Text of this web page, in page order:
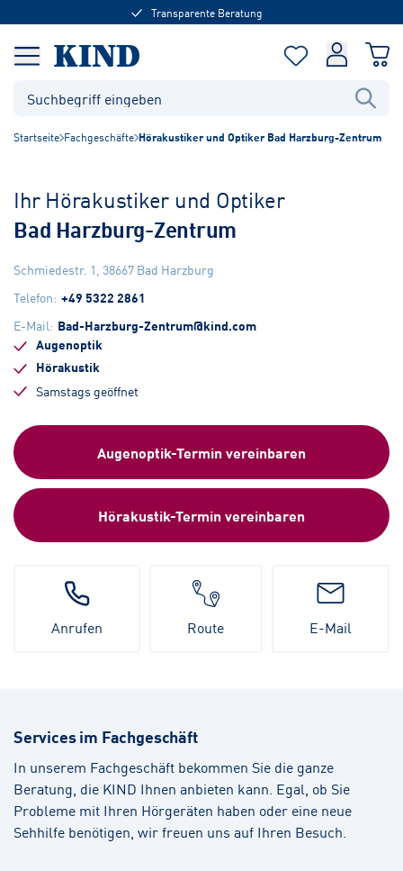
Transparente Beratung
Startseite Fachgeschäfte Hörakustiker und Optiker Bad Harzburg-Zentrum
Ihr Hörakustiker und Optiker
Bad Harzburg-Zentrum
Schmiedestr. 1, 38667 Bad Harzburg
Telefon: +49 5322 2861
E-Mail: Bad-Harzburg-Zentrum@kind.com
Augenoptik
Hörakustik
Samstags geöffnet
Augenoptik-Termin vereinbaren
Hörakustik-Termin vereinbaren
Anrufen Route E-Mail
Services im Fachgeschäft
In unserem Fachgeschäft bekommen Sie die ganze
Beratung, die KIND Ihnen anbieten kann. Egal, ob Sie
Probleme mit Ihren Hörgeräten haben oder eine neue
Sehhilfe benötigen, wir freuen uns auf Ihren Besuch.